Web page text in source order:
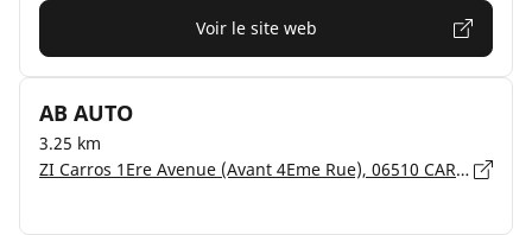
Voir le site web
AB AUTO
3.25 km
ZI Carros 1Ere Avenue (Avant 4Eme Rue), 06510 CARROS